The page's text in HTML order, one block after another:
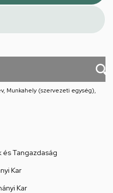
Munkahely (szervezeti egység),
Tangazdaság
Kar
Kar